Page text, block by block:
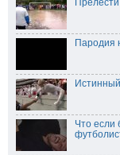
Пародия
Что если